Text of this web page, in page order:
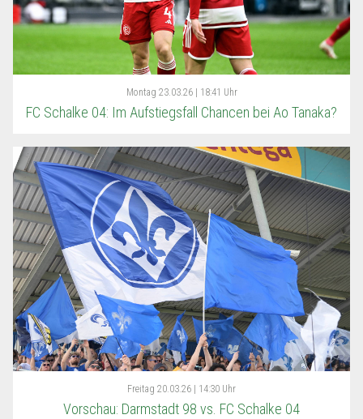
Montag 23.03.26 | 18:41 Uhr
FC Schalke 04: Im Aufstiegsfall Chancen bei Ao Tanaka?
Freitag 20.03.26 | 14:30 Uhr
Vorschau: Darmstadt 98 vs. FC Schalke 04